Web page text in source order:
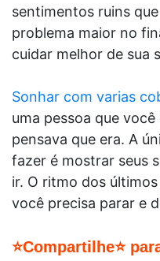
sentimentos ruins
problema maior no
cuidar melhor de sua
Sonhar com varias
uma pessoa que
pensava que era. A
fazer é mostrar seus
ir. O ritmo dos
você precisa parar e
⭐Compartilhe⭐